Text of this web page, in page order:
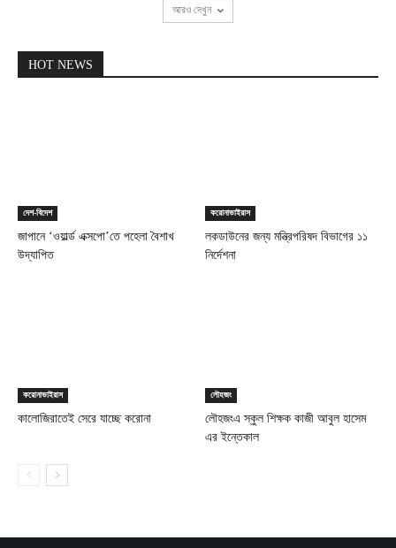
আরও দেখুন
HOT NEWS
দেশ-বিদেশ
জাপানে ‘ওয়ার্ল্ড এক্সপো’তে পহেলা বৈশাখ
উদ্‌যাপিত
করোনাভাইরাস
লকডাউনের জন্য মন্ত্রিপরিষদ বিভাগের ১১
নির্দেশনা
করোনাভাইরাস
কালোজিরাতেই সেরে যাচ্ছে করোনা
লৌহজং
লৌহজংএ স্কুল শিক্ষক কাজী আবুল হাসেম
এর ইন্তেকাল